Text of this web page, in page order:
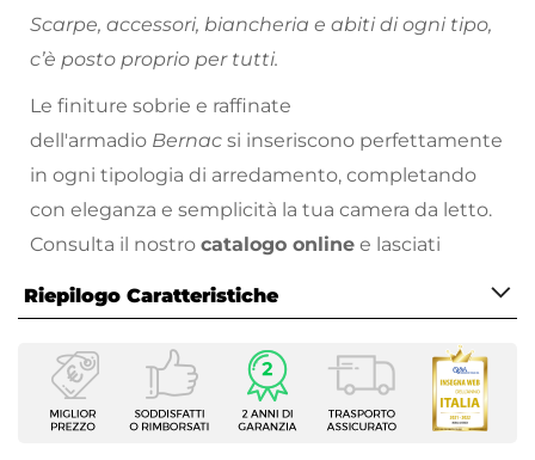
Scarpe, accessori, biancheria e abiti di ogni tipo,
c’è posto proprio per tutti.
Le finiture sobrie e raffinate
dell'armadio Bernac si inseriscono perfettamente
in ogni tipologia di arredamento, completando
con eleganza e semplicità la tua camera da letto.
Consulta il nostro catalogo online e lasciati
Riepilogo Caratteristiche
Caratteristiche
Tipologia
Armadio a giorno